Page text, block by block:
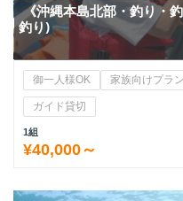
《沖縄本島北部・釣り・
釣り)
御一人様OK 家族向けプラン
ガイド貸切
1組
¥40,000～